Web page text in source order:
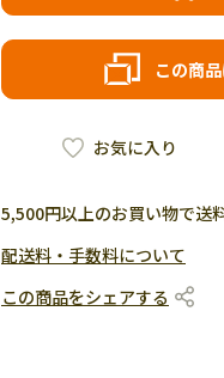
この商
お気に入り
5,500円以上のお買い物で送
配送料・手数料について
この商品をシェアする